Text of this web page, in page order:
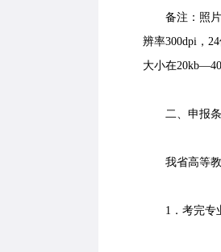
备注：照片背
辨率300dpi，
大小在
二、申报
我省高等教
1．考完专业